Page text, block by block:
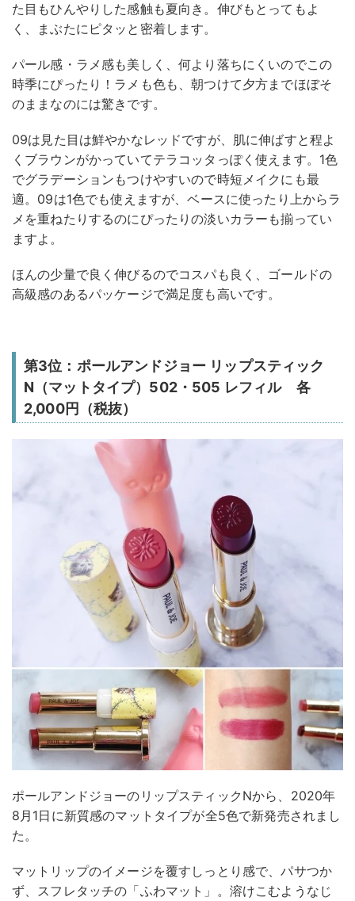
た目もひんやりした感触も夏向き。伸びもとってもよ
く、まぶたにピタッと密着します。
パール感・ラメ感も美しく、何より落ちにくいのでこの
時季にぴったり！ラメも色も、朝つけて夕方までほぼそ
のままなのには驚きです。
09は見た目は鮮やかなレッドですが、肌に伸ばすと程よ
くブラウンがかっていてテラコッタっぽく使えます。1色
でグラデーションもつけやすいので時短メイクにも最
適。09は1色でも使えますが、ベースに使ったり上からラ
メを重ねたりするのにぴったりの淡いカラーも揃ってい
ますよ。
ほんの少量で良く伸びるのでコスパも良く、ゴールドの
高級感のあるパッケージで満足度も高いです。
第3位：ポールアンドジョー リップスティック
N（マットタイプ）502・505 レフィル 各
2,000円（税抜）
ポールアンドジョーのリップスティックNから、2020年
8月1日に新質感のマットタイプが全5色で新発売されまし
た。
マットリップのイメージを覆すしっとり感で、パサつか
ず、スフレタッチの「ふわマット」。溶けこむようなじ